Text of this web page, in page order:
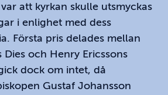
att kyrkan skulle utsmyckas
i enlighet med dess
Första pris delades mellan
Dies och Henry Ericssons
dock om intet, då
Gustaf Johansson